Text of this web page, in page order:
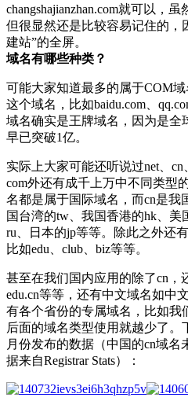
changshajianzhan.com就可以，
但很显然还是比较容易记住的，
建站”的全屏。
域名有哪些种类？
可能大家知道最多的属于COM
这个域名，比如baidu.com、
域名确实是王牌域名，因为是全
早已突破1亿。
实际上大家可能还听说过net、cn
com外还有成千上万中不同类型
名都是属于国际域名，而cn是我
国台湾的tw、我国香港的hk、美
ru、日本的jp等等。除此之外还
比如edu、club、biz等等。
甚至在我们国内应用的除了cn，
edu.cn等等，还有中文域名如中
有各个省份的专属域名，比如我
后面的域名类型使用就越少了。
月份发布的数据（中国的cn域
据来自Registrar Stats）：